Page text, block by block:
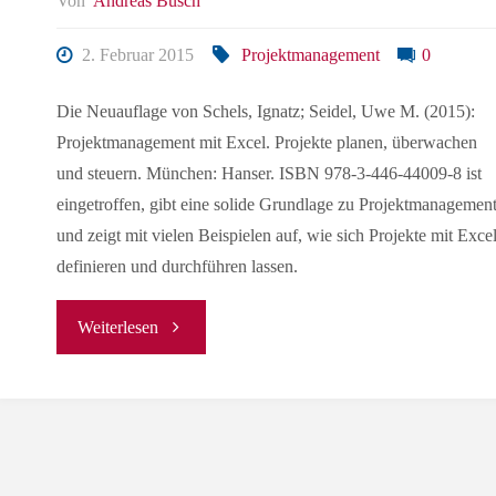
2. Februar 2015 Projektmanagement 0
Die Neuauflage von Schels, Ignatz; Seidel, Uwe M. (2015):
Projektmanagement mit Excel. Projekte planen, überwachen
und steuern. München: Hanser. ISBN 978-3-446-44009-8 ist
eingetroffen, gibt eine solide Grundlage zu Projektmanagement
und zeigt mit vielen Beispielen auf, wie sich Projekte mit Excel
definieren und durchführen lassen.
Weiterlesen "Projektplanung